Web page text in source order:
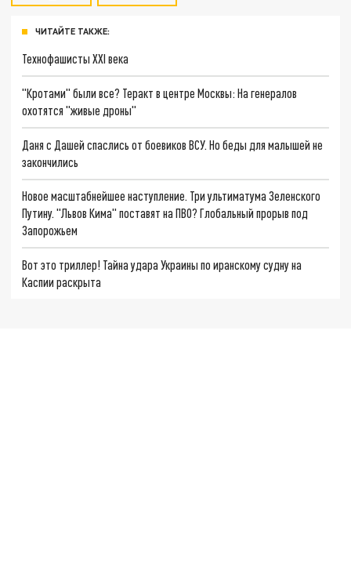
ЧИТАЙТЕ ТАКЖЕ:
Технофашисты XXI века
"Кротами" были все? Теракт в центре Москвы: На генералов
охотятся "живые дроны"
Даня с Дашей спаслись от боевиков ВСУ. Но беды для малышей не
закончились
Новое масштабнейшее наступление. Три ультиматума Зеленского
Путину. "Львов Кима" поставят на ПВО? Глобальный прорыв под
Запорожьем
Вот это триллер! Тайна удара Украины по иранскому судну на
Каспии раскрыта